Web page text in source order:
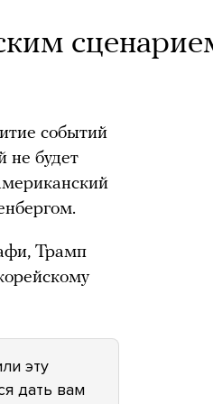
событий
не будет
Трамп
эту
дать вам